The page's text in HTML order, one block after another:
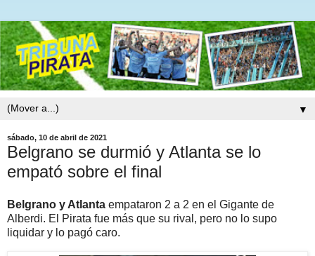
▼
sábado, 10 de abril de 2021
Belgrano se durmió y Atlanta se lo
empató sobre el final
Belgrano y Atlanta empataron 2 a 2 en el Gigante de
Alberdi. El Pirata fue más que su rival, pero no lo supo
liquidar y lo pagó caro.